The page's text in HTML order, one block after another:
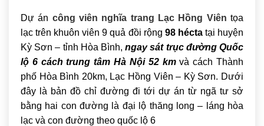
Dự án công viên nghĩa trang Lạc Hồng Viên tọa
lạc trên khuôn viên 9 quả đồi rộng 98 héctatại huyện
Kỳ Sơn – tỉnh Hòa Bình,ngay sát trục đường Quốc
lộ 6 cách trung tâm Hà Nội 52 kmvà cách Thành
phố Hòa Bình 20km, Lạc Hồng Viên – Kỳ Sơn. Dưới
đây là bản đồ chỉ đường đi tới dự án từ ngã tư sở
bằng hai con đường là đại lộ thăng long – láng hòa
lạc và con đường theo quốc lộ 6